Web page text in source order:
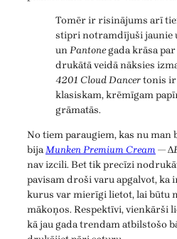
Tomēr ir risinājums arī
stipri notramdījuši jaunie
unPantonegada krāsa
drukātā veidā nāksies
4201 Cloud Dancertonis ir
klasiskam, krēmīgam
grāmatās.
No tiem paraugiem, kas nu man
bijaMunken Premium Cream— Δ
nav izcili. Bet tik precīzi
pavisam droši varu apgalvot,
kurus var mierīgi lietot, lai būtu
mākoņos. Respektīvi, vienkārši
kā jau gada trendam atbilstošo